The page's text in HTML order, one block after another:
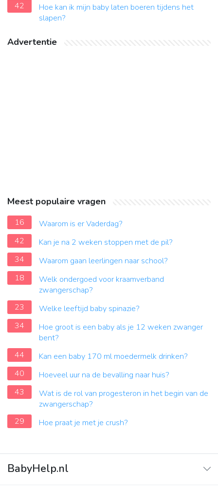
42
Hoe kan ik mijn baby laten boeren tijdens het
slapen?
Advertentie
Meest populaire vragen
16
Waarom is er Vaderdag?
42
Kan je na 2 weken stoppen met de pil?
34
Waarom gaan leerlingen naar school?
18
Welk ondergoed voor kraamverband
zwangerschap?
23
Welke leeftijd baby spinazie?
34
Hoe groot is een baby als je 12 weken zwanger
bent?
44
Kan een baby 170 ml moedermelk drinken?
40
Hoeveel uur na de bevalling naar huis?
43
Wat is de rol van progesteron in het begin van de
zwangerschap?
29
Hoe praat je met je crush?
BabyHelp.nl